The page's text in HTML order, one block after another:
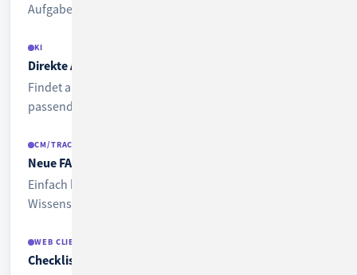
Aufgaben im Vorgang.
KI
Direkte Anzeige ähnlicher Tickets
Findet automatisch verwandte Vorgänge und schlägt
passende Lösungen vor.
CM/TRACK
Neue FAQ-Lösung
Einfach befüllbare und durchsuchbare
Wissensdatenbank für Kunden im Portal.
WEB CLIENT
Checkliste